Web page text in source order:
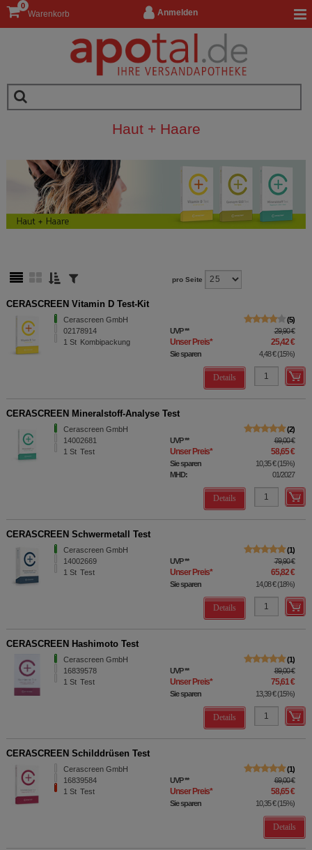
Anmelden
Warenkorb
0
Haut + Haare
pro Seite
CERASCREEN Vitamin D Test-Kit
Cerascreen GmbH
02178914
1 St Kombipackung
5
UVP** 29,90 €
Unser Preis* 25,42 €
Sie sparen 4,48 €(15%)
Details
CERASCREEN Mineralstoff-Analyse Test
Cerascreen GmbH
14002681
1 St Test
2
UVP** 69,00 €
Unser Preis* 58,65 €
Sie sparen 10,35 €(15%)
MHD:
01/2027
Details
CERASCREEN Schwermetall Test
Cerascreen GmbH
14002669
1 St Test
1
UVP** 79,90 €
Unser Preis* 65,82 €
Sie sparen 14,08 €(18%)
Details
CERASCREEN Hashimoto Test
Cerascreen GmbH
16839578
1 St Test
1
UVP** 89,00 €
Unser Preis* 75,61 €
Sie sparen 13,39 €(15%)
Details
CERASCREEN Schilddrüsen Test
Cerascreen GmbH
16839584
1 St Test
1
UVP** 69,00 €
Unser Preis* 58,65 €
Sie sparen 10,35 €(15%)
Details